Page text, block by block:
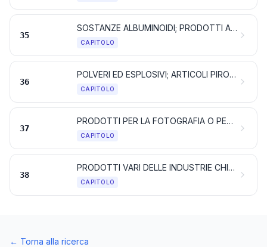
35
SOSTANZE ALBUMINOIDI; PRODOTTI A BASE DI AMIDI O DI FECOLE MODIFICATI; COLLE; ENZIMI
CAPITOLO
36
POLVERI ED ESPLOSIVI; ARTICOLI PIROTECNICI; FIAMMIFERI; LEGHE PIROFORICHE; SOSTANZE INFIAMMABILI
CAPITOLO
37
PRODOTTI PER LA FOTOGRAFIA O PER LA CINEMATOGRAFIA
CAPITOLO
38
PRODOTTI VARI DELLE INDUSTRIE CHIMICHE
CAPITOLO
← Torna alla ricerca